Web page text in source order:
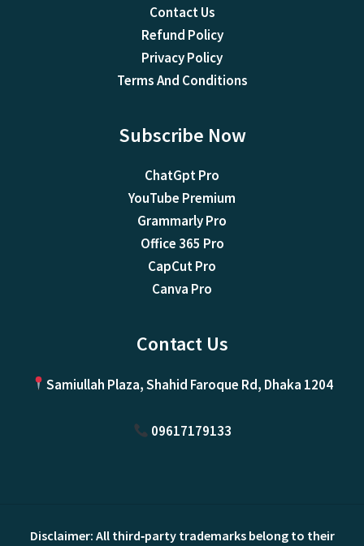
Contact Us
Refund Policy
Privacy Policy
Terms And Conditions
Subscribe Now
ChatGpt Pro
YouTube Premium
Grammarly Pro
Office 365 Pro
CapCut Pro
Canva Pro
Contact Us
Samiullah Plaza, Shahid Faroque Rd, Dhaka 1204
09617179133
Disclaimer: All third‑party trademarks belong to their